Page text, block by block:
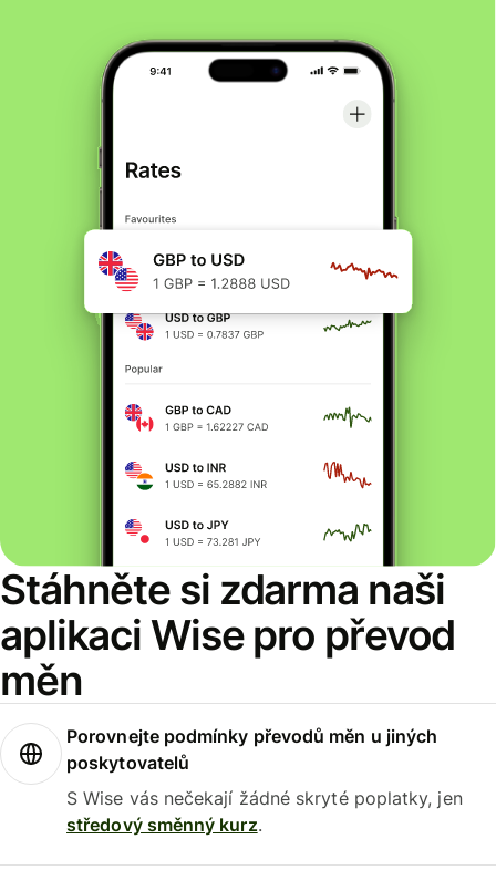
Stáhněte si zdarma naši
aplikaci Wise pro převod
měn
Porovnejte podmínky převodů měn u jiných
poskytovatelů
S Wise vás nečekají žádné skryté poplatky, jen
středový směnný kurz.